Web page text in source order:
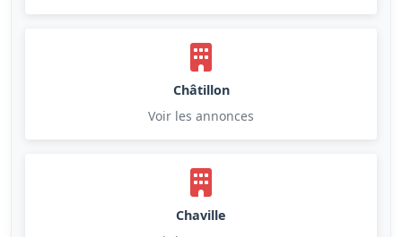
Châtillon
Voir les annonces
Chaville